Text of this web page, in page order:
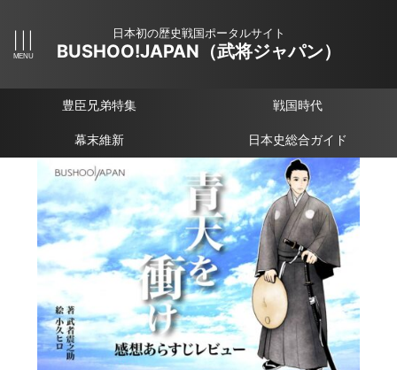
日本初の歴史戦国ポータルサイト
BUSHOO!JAPAN（武将ジャパン）
豊臣兄弟特集 戦国時代
幕末維新 日本史総合ガイド